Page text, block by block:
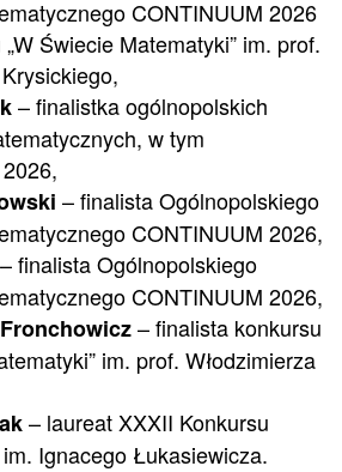
CONTINUUM 2026
Świecie Matematyki” im. prof.
– finalistka ogólnopolskich
w tym
– finalista Ogólnopolskiego
CONTINUUM 2026,
finalista Ogólnopolskiego
CONTINUUM 2026,
– finalista konkursu
im. prof. Włodzimierza
– laureat XXXII Konkursu
Ignacego Łukasiewicza.